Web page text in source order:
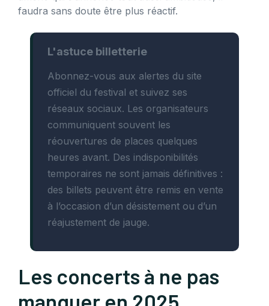
faudra sans doute être plus réactif.
L'astuce billetterie
Abonnez-vous aux alertes du site
officiel du festival et suivez ses
réseaux sociaux. Les organisateurs
communiquent souvent les
réouvertures de places quelques
heures avant. Des indisponibilités
temporaires ne sont jamais définitives :
des billets peuvent être remis en vente
à l’occasion d’un désistement ou d’un
réajustement de jauge.
Les concerts à ne pas